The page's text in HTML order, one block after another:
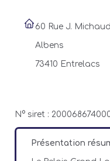
60 Rue J. Michaud
Albens
73410 Entrelacs
N° siret :
Présentation